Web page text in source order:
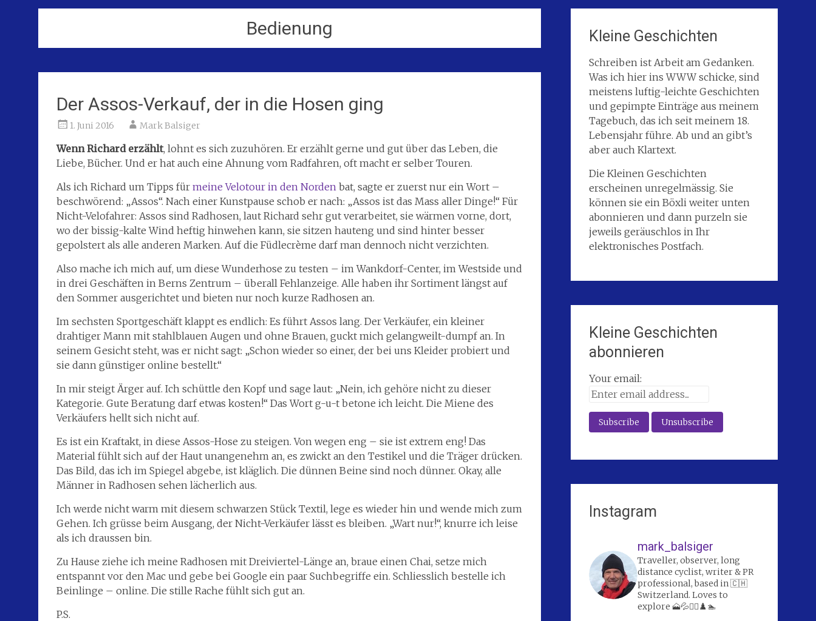
Bedienung
Der Assos-Verkauf, der in die Hosen ging
1. Juni 2016 Mark Balsiger
Wenn Richard erzählt, lohnt es sich zuzuhören. Er erzählt gerne und gut über das Leben, die
Liebe, Bücher. Und er hat auch eine Ahnung vom Radfahren, oft macht er selber Touren.
Als ich Richard um Tipps für meine Velotour in den Norden bat, sagte er zuerst nur ein Wort –
beschwörend: „Assos“. Nach einer Kunstpause schob er nach: „Assos ist das Mass aller Dinge!“ Für
Nicht-Velofahrer: Assos sind Radhosen, laut Richard sehr gut verarbeitet, sie wärmen vorne, dort,
wo der bissig-kalte Wind heftig hinwehen kann, sie sitzen hauteng und sind hinter besser
gepolstert als alle anderen Marken. Auf die Füdlecrème darf man dennoch nicht verzichten.
Also mache ich mich auf, um diese Wunderhose zu testen – im Wankdorf-Center, im Westside und
in drei Geschäften in Berns Zentrum – überall Fehlanzeige. Alle haben ihr Sortiment längst auf
den Sommer ausgerichtet und bieten nur noch kurze Radhosen an.
Im sechsten Sportgeschäft klappt es endlich: Es führt Assos lang. Der Verkäufer, ein kleiner
drahtiger Mann mit stahlblauen Augen und ohne Brauen, guckt mich gelangweilt-dumpf an. In
seinem Gesicht steht, was er nicht sagt: „Schon wieder so einer, der bei uns Kleider probiert und
sie dann günstiger online bestellt.“
In mir steigt Ärger auf. Ich schüttle den Kopf und sage laut: „Nein, ich gehöre nicht zu dieser
Kategorie. Gute Beratung darf etwas kosten!“ Das Wort g-u-t betone ich leicht. Die Miene des
Verkäufers hellt sich nicht auf.
Es ist ein Kraftakt, in diese Assos-Hose zu steigen. Von wegen eng – sie ist extrem eng! Das
Material fühlt sich auf der Haut unangenehm an, es zwickt an den Testikel und die Träger drücken.
Das Bild, das ich im Spiegel abgebe, ist kläglich. Die dünnen Beine sind noch dünner. Okay, alle
Männer in Radhosen sehen lächerlich aus.
Ich werde nicht warm mit diesem schwarzen Stück Textil, lege es wieder hin und wende mich zum
Gehen. Ich grüsse beim Ausgang, der Nicht-Verkäufer lässt es bleiben. „Wart nur!“, knurre ich leise
als ich draussen bin.
Zu Hause ziehe ich meine Radhosen mit Dreiviertel-Länge an, braue einen Chai, setze mich
entspannt vor den Mac und gebe bei Google ein paar Suchbegriffe ein. Schliesslich bestelle ich
Beinlinge – online. Die stille Rache fühlt sich gut an.
P.S.
Kleine Geschichten
Schreiben ist Arbeit am Gedanken.
Was ich hier ins WWW schicke, sind
meistens luftig-leichte Geschichten
und gepimpte Einträge aus meinem
Tagebuch, das ich seit meinem 18.
Lebensjahr führe. Ab und an gibt’s
aber auch Klartext.
Die Kleinen Geschichten
erscheinen unregelmässig. Sie
können sie ein Böxli weiter unten
abonnieren und dann purzeln sie
jeweils geräuschlos in Ihr
elektronisches Postfach.
Kleine Geschichten
abonnieren
Your email:
Instagram
mark_balsiger
Traveller, observer, long
distance cyclist, writer & PR
professional, based in 🇨🇭
Switzerland. Loves to
explore 🗻💦🚴‍♀️♟️🏊